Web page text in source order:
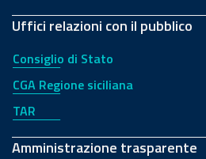
Uffici relazioni con il pubblico
Consiglio di Stato
CGA Regione siciliana
TAR
Amministrazione trasparente